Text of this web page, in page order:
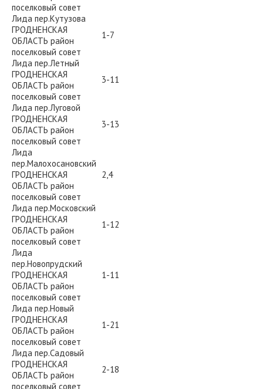
поселковый совет
Лида пер.Кутузова
ГРОДНЕНСКАЯ
ОБЛАСТЬ район
поселковый совет
1-7
Лида пер.Летный
ГРОДНЕНСКАЯ
ОБЛАСТЬ район
поселковый совет
3-11
Лида пер.Луговой
ГРОДНЕНСКАЯ
ОБЛАСТЬ район
поселковый совет
3-13
Лида
пер.Малохосановский
ГРОДНЕНСКАЯ
ОБЛАСТЬ район
поселковый совет
2,4
Лида пер.Московский
ГРОДНЕНСКАЯ
ОБЛАСТЬ район
поселковый совет
1-12
Лида
пер.Новопрудский
ГРОДНЕНСКАЯ
ОБЛАСТЬ район
поселковый совет
1-11
Лида пер.Новый
ГРОДНЕНСКАЯ
ОБЛАСТЬ район
поселковый совет
1-21
Лида пер.Садовый
ГРОДНЕНСКАЯ
ОБЛАСТЬ район
поселковый совет
2-18